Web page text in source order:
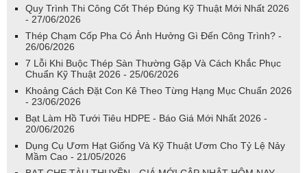
Quy Trình Thi Công Cốt Thép Đúng Kỹ Thuật Mới Nhất 2026
- 27/06/2026
Thép Chạm Cốp Pha Có Ảnh Hưởng Gì Đến Công Trình? -
26/06/2026
7 Lỗi Khi Buộc Thép Sàn Thường Gặp Và Cách Khắc Phục
Chuẩn Kỹ Thuật 2026 - 25/06/2026
Khoảng Cách Đặt Con Kê Theo Từng Hạng Mục Chuẩn 2026
- 23/06/2026
Bạt Làm Hồ Tưới Tiêu HDPE - Báo Giá Mới Nhất 2026 -
20/06/2026
Dụng Cụ Ươm Hạt Giống Và Kỹ Thuật Ươm Cho Tỷ Lệ Nảy
Mầm Cao - 21/05/2026